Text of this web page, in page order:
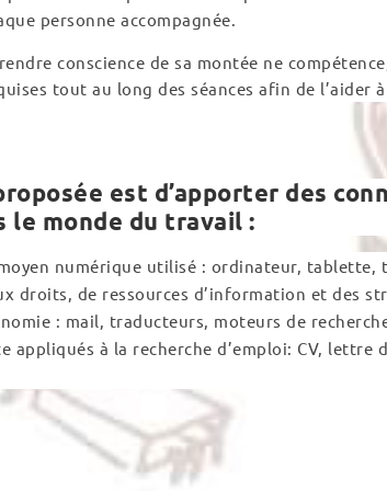
personne accompagnée.
conscience de sa montée ne
tout au long des séances afin de l’aider
est d’apporter des
le monde du travail :
numérique utilisé : ordinateur, tablette,
droits, de ressources d’information et des
: mail, traducteurs, moteurs de
à la recherche d’emploi: CV, lettre